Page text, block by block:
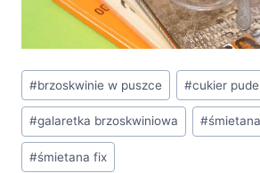
Tagi
wpisu:
#brzoskwinie w puszce #cukier
#galaretka brzoskwiniowa #
#śmietana fix